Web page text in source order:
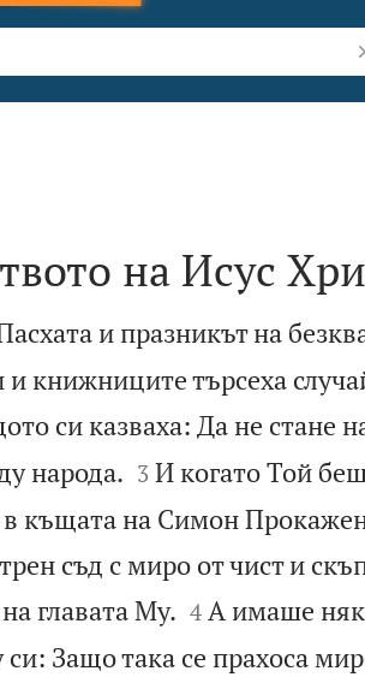
на Исус
и празникът на
книжниците търсеха
си казваха: Да не стане
народа.
3 И когато Той
в къщата на Симон
съд с миро от чист и
главата Му.
4 А имаше
Защо така се прахоса